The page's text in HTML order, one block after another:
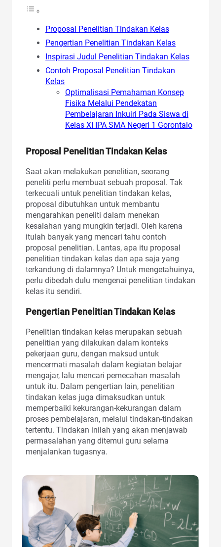
Proposal Penelitian Tindakan Kelas
Pengertian Penelitian Tindakan Kelas
Inspirasi Judul Penelitian Tindakan Kelas
Contoh Proposal Penelitian Tindakan
Kelas
Optimalisasi Pemahaman Konsep
Fisika Melalui Pendekatan
Pembelajaran Inkuiri Pada Siswa di
Kelas XI IPA SMA Negeri 1 Gorontalo
Proposal Penelitian Tindakan Kelas
Saat akan melakukan penelitian, seorang
peneliti perlu membuat sebuah proposal. Tak
terkecuali untuk penelitian tindakan kelas,
proposal dibutuhkan untuk membantu
mengarahkan peneliti dalam menekan
kesalahan yang mungkin terjadi. Oleh karena
itulah banyak yang mencari tahu contoh
proposal penelitian. Lantas, apa itu proposal
penelitian tindakan kelas dan apa saja yang
terkandung di dalamnya? Untuk mengetahuinya,
perlu dibedah dulu mengenai penelitian tindakan
kelas itu sendiri.
Pengertian Penelitian Tindakan Kelas
Penelitian tindakan kelas merupakan sebuah
penelitian yang dilakukan dalam konteks
pekerjaan guru, dengan maksud untuk
mencermati masalah dalam kegiatan belajar
mengajar, lalu mencari pemecahan masalah
untuk itu. Dalam pengertian lain, penelitian
tindakan kelas juga dimaksudkan untuk
memperbaiki kekurangan-kekurangan dalam
proses pembelajaran, melalui tindakan-tindakan
tertentu. Tindakan inilah yang akan menjawab
permasalahan yang ditemui guru selama
menjalankan tugasnya.